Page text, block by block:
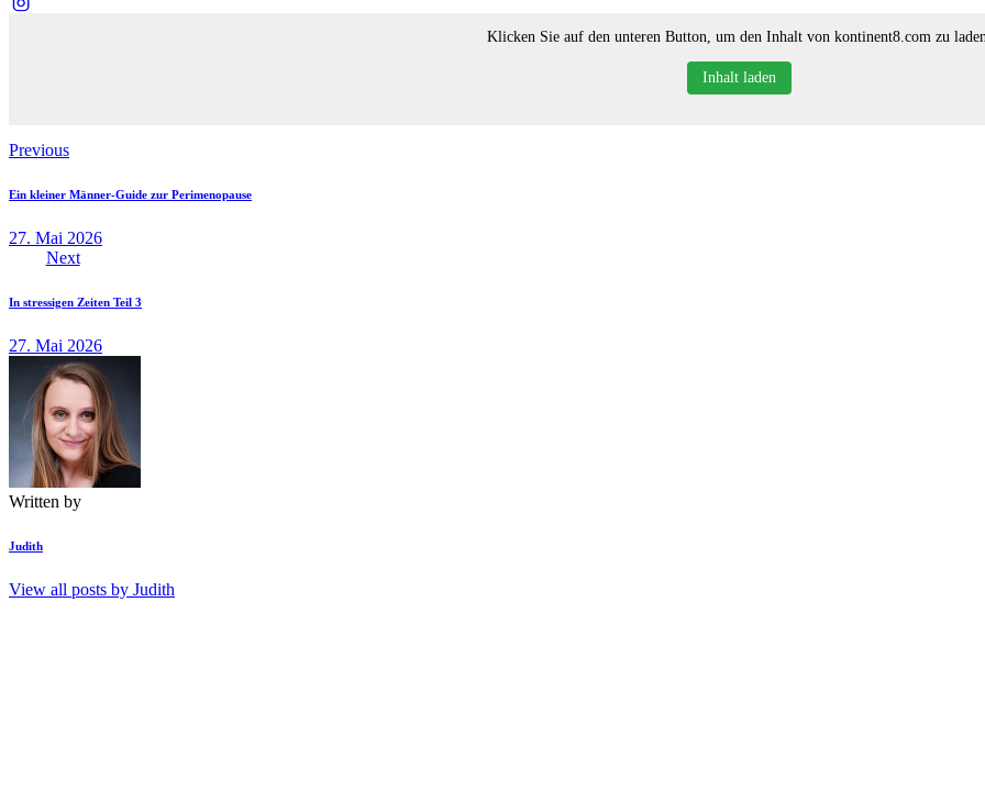
Klicken Sie auf den unteren Button, um den Inhalt von kontinent8.com zu
Inhalt laden
Beitragsnavigation
Previous
Ein kleiner Männer-Guide zur Perimenopause
27. Mai 2026
Next
In stressigen Zeiten Teil 3
27. Mai 2026
Written by
Judith
View all posts by Judith